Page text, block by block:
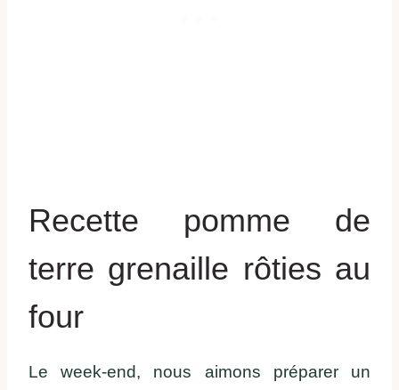
Recette pomme de
terre grenaille rôties au
four
Le week-end, nous aimons préparer un